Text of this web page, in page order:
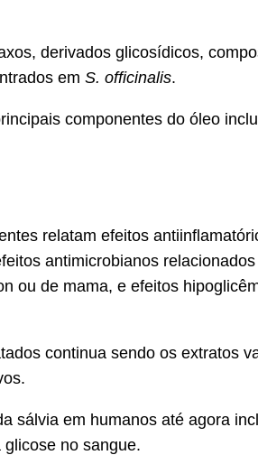
derivados glicosídicos,
em S. officinalis.
componentes do óleo
relatam efeitos
antimicrobianos
ou de mama, e efeitos
continua sendo os extratos
sálvia em humanos até agora
no sangue.